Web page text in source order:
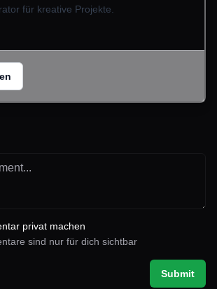
für kreative Projekte.
privat machen
sind nur für dich sichtbar
Submit